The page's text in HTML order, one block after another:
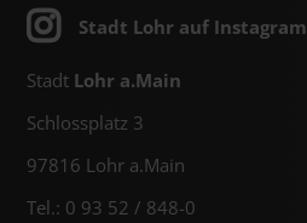
Stadt Lohr auf Instagram
Stadt Lohr a.Main
Schlossplatz 3
97816 Lohr a.Main
Tel.: 0 93 52 / 848-0